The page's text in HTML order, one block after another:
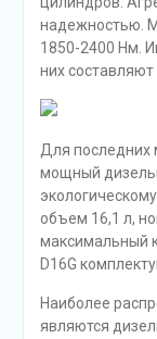
надежностью.
1850-2400 Нм.
них
Для последних
мощный
объем 16,1 л,
максимальный
D16G
Наиболее
являются